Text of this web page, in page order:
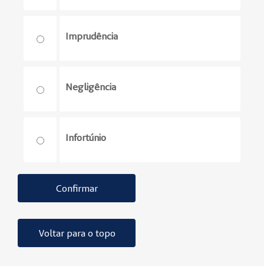
Imprudência
Negligência
Infortúnio
Confirmar
Voltar para o topo